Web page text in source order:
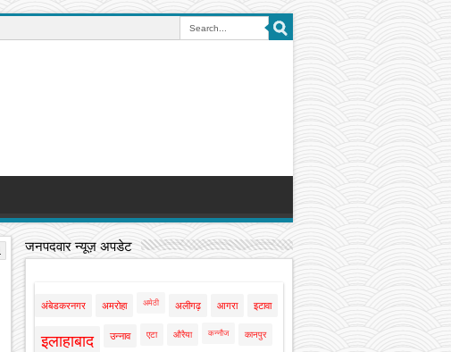
जनपदवार न्यूज़ अपडेट
अंबेडकरनगर अमरोहा अमेठी अलीगढ़ आगरा इटावा
इलाहाबाद उन्नाव एटा औरैया कन्नौज कानपुर